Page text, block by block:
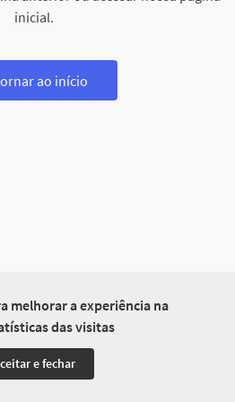
melhorar a experiência na
das visitas
e fechar
inicial.
ao início